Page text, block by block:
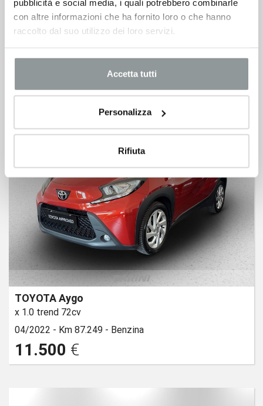
pubblicità e social media, i quali potrebbero combinarle
con altre informazioni che ha fornito loro o che hanno
raccolto dal suo utilizzo dei loro servizi.
Accetta tutti
Personalizza
Rifiuta
TOYOTA Aygo
5p 1.0 x-play m-mt 72cv
10.500€
TOYOTA Aygo
x 1.0 trend 72cv
04/2022 - Km 87.249 - Benzina
11.500 €